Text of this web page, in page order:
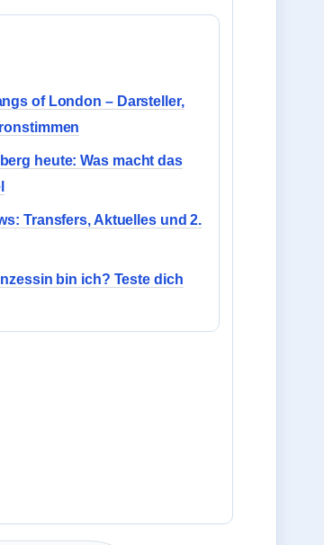
of London – Darsteller,
heute: Was macht das
Transfers, Aktuelles und 2.
bin ich? Teste dich